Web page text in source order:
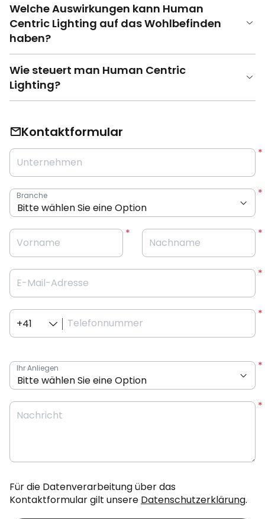
Welche Auswirkungen kann Human
Centric Lighting auf das Wohlbefinden
haben?
Wie steuert man Human Centric
Lighting?
Kontaktformular
Unternehmen
Branche
Vorname Nachname
E-Mail-Adresse
Telefonnummer
+41
Ihr Anliegen
Nachricht
Für die Datenverarbeitung über das
Kontaktformular gilt unsere Datenschutzerklärung.